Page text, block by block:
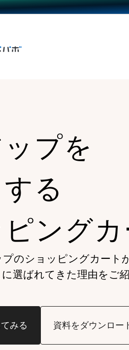
WordPress導入
モバイルアプリ
複数店舗との連携
プを
る
ングカ
プのショッピングカートが
に選ばれてきた理由をご
みる 資料をダウンロー